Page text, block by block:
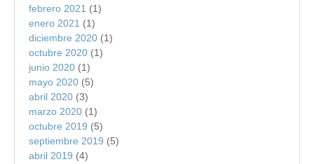
febrero 2021 (1)
enero 2021 (1)
diciembre 2020 (1)
octubre 2020 (1)
junio 2020 (1)
mayo 2020 (5)
abril 2020 (3)
marzo 2020 (1)
octubre 2019 (5)
septiembre 2019 (5)
abril 2019 (4)